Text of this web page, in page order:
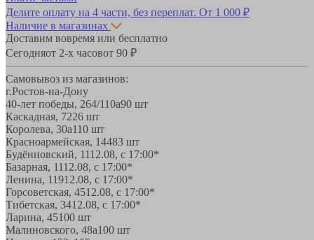
Делите оплату на 4 части, без переплат. От 1 000 ₽
Наличие в магазинах
Доставим вовремя или бесплатно
Сегодняот 2-х часовот 90 ₽
Самовывоз из магазинов:
г.Ростов-на-Дону
40-лет победы, 264/110а90 шт
Каскадная, 7226 шт
Королева, 30а110 шт
Красноармейская, 14483 шт
Будённовский, 1112.08, с 17:00*
Базарная, 1112.08, с 17:00*
Ленина, 11912.08, с 17:00*
Горсоветская, 4512.08, с 17:00*
Тибетская, 3412.08, с 17:00*
Ларина, 45100 шт
Малиновского, 48а100 шт